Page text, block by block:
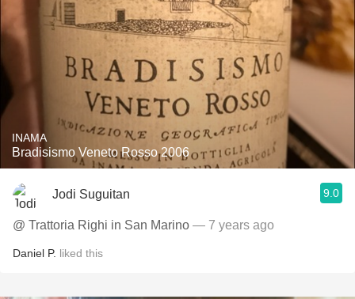
INAMA
Bradisismo Veneto Rosso 2006
Jodi Suguitan 9.0
@ Trattoria Righi in San Marino — 7 years ago
Daniel P. liked this